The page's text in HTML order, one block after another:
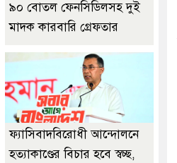
৯০ বোতল ফেনসিডিলসহ দুই
মাদক কারবারি গ্রেফতার
ফ্যাসিবাদবিরোধী আন্দোলনে
হত্যাকাণ্ডের বিচার হবে স্বচ্ছ,